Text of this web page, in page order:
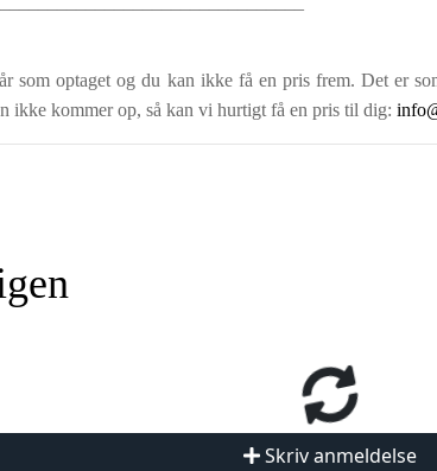
som optaget og du kan ikke få en pris frem. Det er
ikke kommer op, så kan vi hurtigt få en pris til dig:
Skriv anmeldelse